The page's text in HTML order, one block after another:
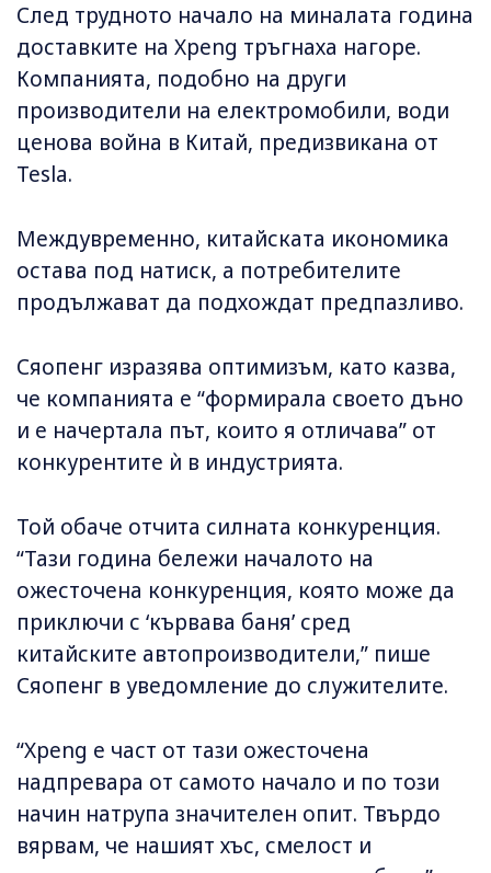
След трудното начало на миналата година
доставките на Xpeng тръгнаха нагоре.
Компанията, подобно на други
производители на електромобили, води
ценова война в Китай, предизвикана от
Tesla.
Междувременно, китайската икономика
остава под натиск, а потребителите
продължават да подхождат предпазливо.
Сяопенг изразява оптимизъм, като казва,
че компанията е “формирала своето дъно
и е начертала път, които я отличава” от
конкурентите ѝ в индустрията.
Той обаче отчита силната конкуренция.
“Тази година бележи началото на
ожесточена конкуренция, която може да
приключи с ‘кървава баня’ сред
китайските автопроизводители,” пише
Сяопенг в уведомление до служителите.
“Xpeng е част от тази ожесточена
надпревара от самото начало и по този
начин натрупа значителен опит. Твърдо
вярвам, че нашият хъс, смелост и